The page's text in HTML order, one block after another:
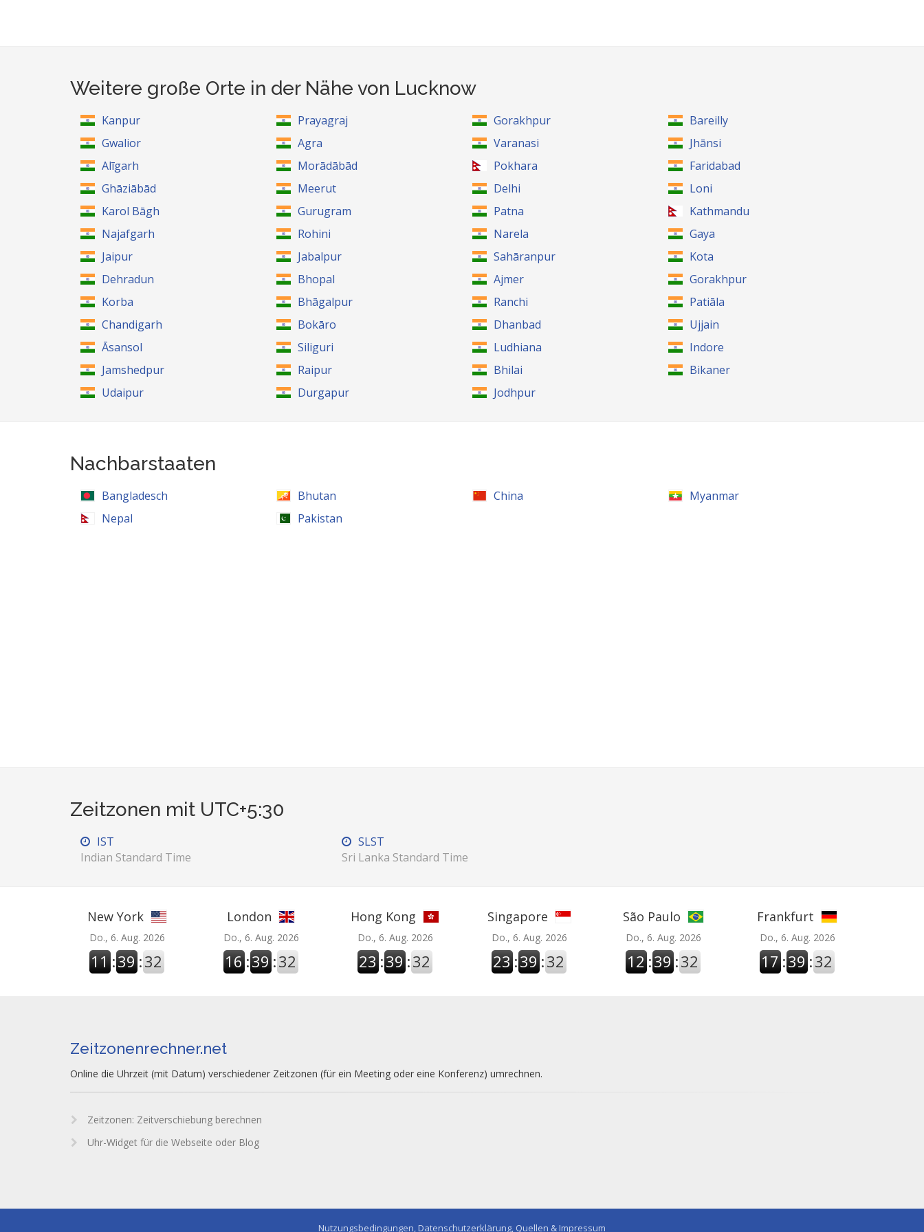
Weitere große Orte in der Nähe von Lucknow
Kanpur Prayagraj Gorakhpur
Bareilly
Gwalior
Agra Varanasi
Jhānsi
Alīgarh
Morādābād Pokhara
Faridabad
Ghāziābād
Meerut Delhi
Loni
Karol Bāgh
Gurugram Patna
Kathmandu
Najafgarh
Rohini Narela
Gaya
Jaipur
Jabalpur Sahāranpur
Kota
Dehradun
Bhopal Ajmer
Gorakhpur
Korba
Bhāgalpur Ranchi
Patiāla
Chandigarh
Bokāro Dhanbad
Ujjain
Āsansol
Siliguri Ludhiana
Indore
Jamshedpur
Raipur Bhilai
Bikaner
Udaipur
Durgapur Jodhpur
Nachbarstaaten
Bangladesch Bhutan China
Myanmar
Nepal
Pakistan
Zeitzonen mit UTC+5:30
IST
Indian Standard Time
SLST
Sri Lanka Standard Time
New York
Do., 6. Aug. 2026
11 :39 :33
London
Do., 6. Aug. 2026
16 :39 :33
Hong Kong
Do., 6. Aug. 2026
23 :39 :33
Singapore
Do., 6. Aug. 2026
23 :39 :33
São Paulo
Do., 6. Aug. 2026
12 :39 :33
Frankfurt
Do., 6. Aug. 2026
17 :39 :33
Zeitzonenrechner.net
Online die Uhrzeit (mit Datum) verschiedener Zeitzonen (für ein Meeting oder eine Konferenz) umrechnen.
Zeitzonen: Zeitverschiebung berechnen
Uhr-Widget für die Webseite oder Blog
Nutzungsbedingungen, Datenschutzerklärung, Quellen & Impressum